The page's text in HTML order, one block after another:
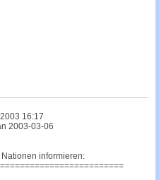
16:17
2003-03-06
informieren: